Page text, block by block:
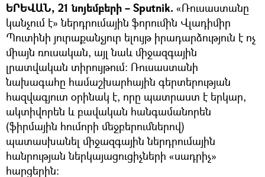
ԵՐԵՎԱՆ, 21 նոյեմբերի – Sputnik. «Ռուսաստանը
կանչում է» ներդրումային ֆորումին Վլադիմիր
Պուտինի յուրաքանչյուր ելույթ իրադարձություն է ոչ
միայն ռուսական, այլ նաև միջազգային
լրատվական տիրույթում։ Ռուսաստանի
նախագահը համաշխարհային գերտերության
հազվագյուտ օրինակ է, որը պատրաստ է երկար,
ակտիվորեն և բավական հանգամանորեն
(ֆիրմային հումորի մեջբերումներով)
պատասխանել միջազգային ներդրումային
հանրության ներկայացուցիչների «սադրիչ»
հարցերին։